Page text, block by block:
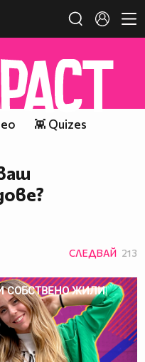
👾 Quizes
СЛЕДВАЙ 213